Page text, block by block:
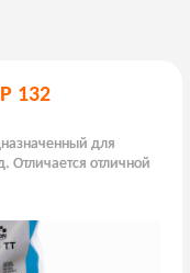
132
для
Отличается отличной